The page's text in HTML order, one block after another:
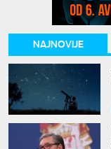
NAJNOVIJE